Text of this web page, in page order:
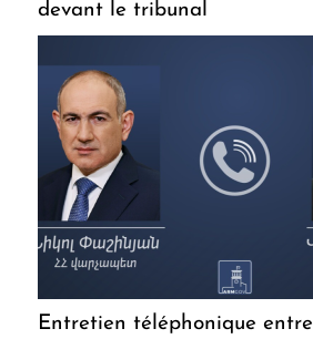
devant le tribunal
Entretien téléphonique